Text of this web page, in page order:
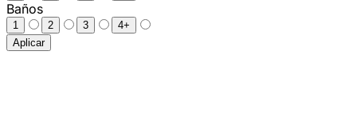
Baños
1 2 3
4+
Aplicar